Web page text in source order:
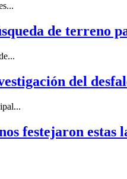
de terreno
del
festejaron estas